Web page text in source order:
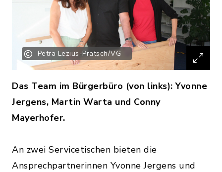
Petra Lezius-Pratsch/VG
Das Team im Bürgerbüro (von links): Yvonne
Jergens, Martin Warta und Conny
Mayerhofer.
An zwei Servicetischen bieten die
Ansprechpartnerinnen Yvonne Jergens und